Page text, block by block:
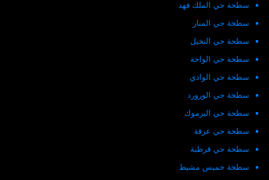
سطحة حي الملك فهد
سطحة حي المنار
سطحة حي النخيل
سطحة حي الواحة
سطحة حي الوادي
سطحة حي الورورد
سطحة حي اليرموك
سطحة حي عرقة
سطحة حي قرطبة
سطحة خميس مشيط